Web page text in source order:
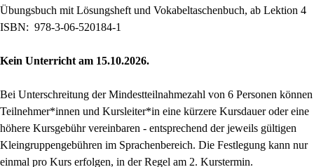
Übungsbuch mit Lösungsheft und Vokabeltaschenbuch, ab Lektion 4
ISBN: 978-3-06-520184-1
Kein Unterricht am 15.10.2026.
Bei Unterschreitung der Mindestteilnahmezahl von 6 Personen können
Teilnehmer*innen und Kursleiter*in eine kürzere Kursdauer oder eine
höhere Kursgebühr vereinbaren - entsprechend der jeweils gültigen
Kleingruppengebühren im Sprachenbereich. Die Festlegung kann nur
einmal pro Kurs erfolgen, in der Regel am 2. Kurstermin.